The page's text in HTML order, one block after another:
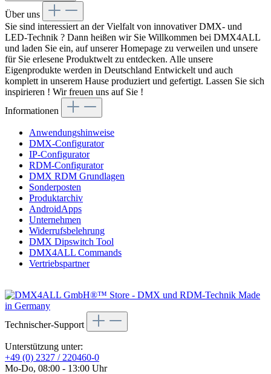
Über uns
Sie sind interessiert an der Vielfalt von innovativer DMX- und
LED-Technik ? Dann heißen wir Sie Willkommen bei DMX4ALL
und laden Sie ein, auf unserer Homepage zu verweilen und unsere
für Sie erlesene Produktwelt zu entdecken. Alle unsere
Eigenprodukte werden in Deutschland Entwickelt und auch
komplett in unserem Hause produziert und gefertigt. Lassen Sie sich
inspirieren ! Wir freuen uns auf Sie !
Informationen
Anwendungshinweise
DMX-Configurator
IP-Configurator
RDM-Configurator
DMX RDM Grundlagen
Sonderposten
Produktarchiv
AndroidApps
Unternehmen
Widerrufsbelehrung
DMX Dipswitch Tool
DMX4ALL Commands
Vertriebspartner
Technischer-Support
Unterstützung unter:
+49 (0) 2327 / 220460-0
Mo-Do, 08:00 - 13:00 Uhr